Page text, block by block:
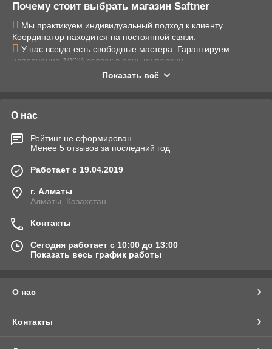
Почему стоит выбрать магазин Saftner
Мы практикуем индивидуальный подход к клиенту.
Координатор находится на постоянной связи.
У нас всегда есть свободные мастера. Гарантируем
исполнение 100% заявок в день их подачи.
Предлагаем качественную продукцию по низким ценам,
В нашем каталоге широкий выбор инструментов и
оборудования от признанных мировых производителей.
Как сделать заказ
Напишите нам наWhatsApp
С вами свяжется наш координатор и направит
решение.
Если необходим закуп материала, направляем вам
Показать всё
О нас
Рейтинг не сформирован
Менее 5 отзывов за последний год
Работает с 19.04.2019
г. Алматы
Алматы, Казахстан
Контакты
Сегодня работает с 10:00 до 13:00
Показать весь график работы
О нас
Контакты